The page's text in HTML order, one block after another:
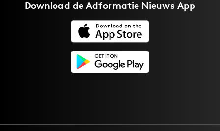
Download deAdformatie Nieuws App